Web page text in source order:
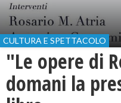
CULTURA E SPETTACOLO
"Le opere di
domani la